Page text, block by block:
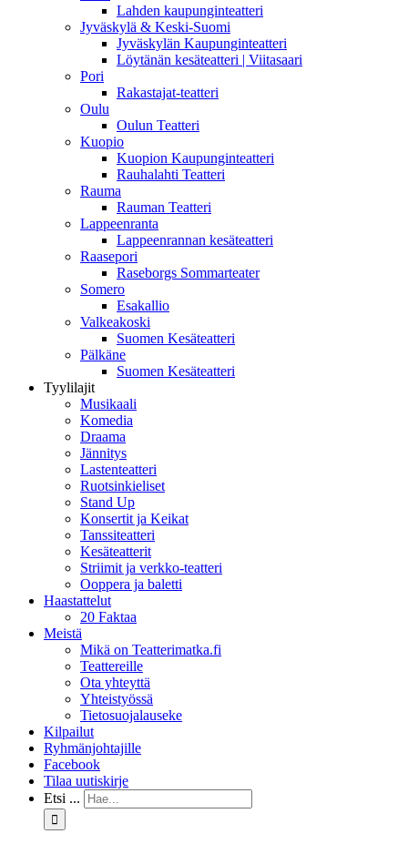
Lahden kaupunginteatteri
Jyväskylä & Keski-Suomi
Jyväskylän Kaupunginteatteri
Löytänän kesäteatteri | Viitasaari
Pori
Rakastajat-teatteri
Oulu
Oulun Teatteri
Kuopio
Kuopion Kaupunginteatteri
Rauhalahti Teatteri
Rauma
Rauman Teatteri
Lappeenranta
Lappeenrannan kesäteatteri
Raasepori
Raseborgs Sommarteater
Somero
Esakallio
Valkeakoski
Suomen Kesäteatteri
Pälkäne
Suomen Kesäteatteri
Tyylilajit
Musikaali
Komedia
Draama
Jännitys
Lastenteatteri
Ruotsinkieliset
Stand Up
Konsertit ja Keikat
Tanssiteatteri
Kesäteatterit
Striimit ja verkko-teatteri
Ooppera ja baletti
Haastattelut
20 Faktaa
Meistä
Mikä on Teatterimatka.fi
Teattereille
Ota yhteyttä
Yhteistyössä
Tietosuojalauseke
Kilpailut
Ryhmänjohtajille
Facebook
Tilaa uutiskirje
Etsi ...